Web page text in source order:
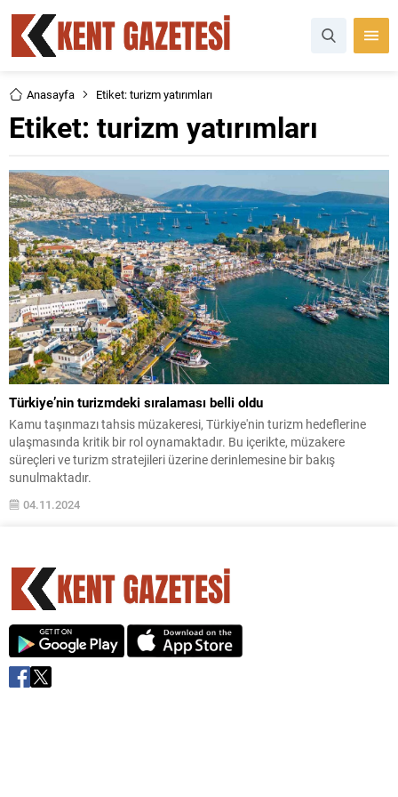
Anasayfa Etiket: turizm yatırımları
Etiket: turizm yatırımları
Türkiye’nin turizmdeki sıralaması belli oldu
Kamu taşınmazı tahsis müzakeresi, Türkiye'nin turizm hedeflerine
ulaşmasında kritik bir rol oynamaktadır. Bu içerikte, müzakere
süreçleri ve turizm stratejileri üzerine derinlemesine bir bakış
sunulmaktadır.
04.11.2024